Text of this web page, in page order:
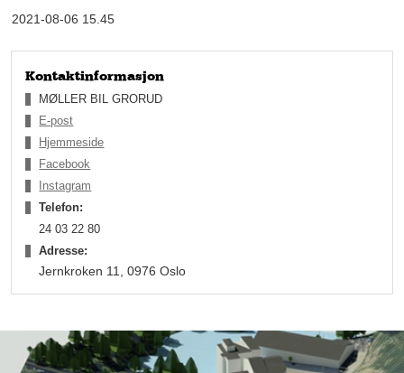
Norge. Men når døra var låst, var det ikke så mange som fikk
2021-08-06 15.45
Kontaktinformasjon
MØLLER BIL GRORUD
E-post
Hjemmeside
Facebook
Instagram
Telefon:
24 03 22 80
Adresse:
Jernkroken 11, 0976 Oslo